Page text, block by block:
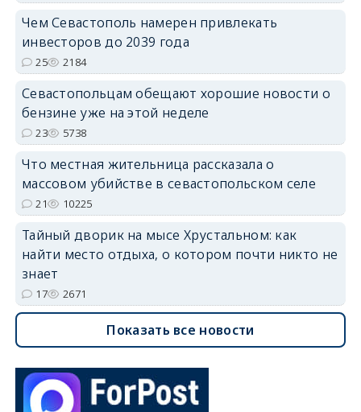
Чем Севастополь намерен привлекать
инвесторов до 2039 года
25 2184
Севастопольцам обещают хорошие новости о
бензине уже на этой неделе
23 5738
Что местная жительница рассказала о
массовом убийстве в севастопольском селе
21 10225
Тайный дворик на мысе Хрустальном: как
найти место отдыха, о котором почти никто не
знает
17 2671
Показать все новости